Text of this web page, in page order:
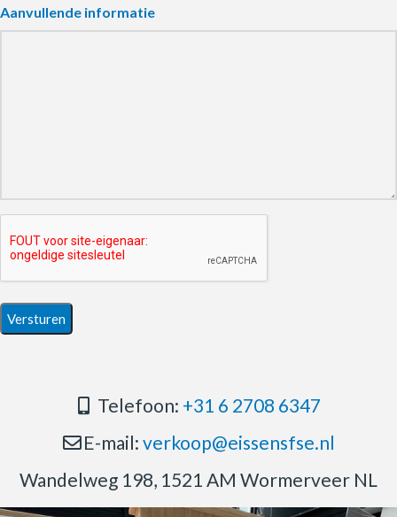
Aanvullende informatie
Telefoon: +31 6 2708 6347
E-mail: verkoop@eissensfse.nl
Wandelweg 198, 1521 AM Wormerveer NL